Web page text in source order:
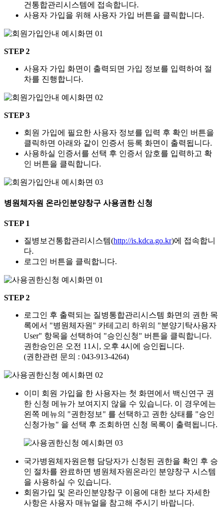
건통합관리시스템에 접속합니다.
사용자 가입을 위해 사용자 가입 버튼을 클릭합니다.
STEP 2
사용자 가입 화면이 출력되면 가입 정보를 입력하여 절
차를 진행합니다.
STEP 3
회원 가입에 필요한 사용자 정보를 입력 후 확인 버튼을
클릭하면 아래와 같이 인증서 등록 화면이 출력됩니다.
사용하실 인증서를 선택 후 인증서 암호를 입력하고 확
인 버튼을 클릭합니다.
병원체자원 온라인분양창구 사용권한 신청
STEP 1
질병보건통합관리시스템(http://is.kdca.go.kr)에 접속합니
다.
로그인 버튼을 클릭합니다.
STEP 2
로그인 후 출력되는 질병통합관리시스템 화면의 권한 목
록에서 "병원체자원" 카테고리 하위의 "분양기탁사용자
User" 항목을 선택하여 "승인신청" 버튼을 클릭합니다.
권한승인은 오전 11시, 오후 4시에 승인됩니다.
(권한관련 문의 : 043-913-4264)
이미 회원 가입을 한 사용자는 첫 화면에서 백신연구 권
한 신청 메뉴가 보여지지 않을 수 있습니다. 이 경우에는
왼쪽 메뉴의 "권한정보" 를 선택하고 권한 상태를 "승인
신청가능" 을 선택 후 조회하면 신청 목록이 출력됩니다.
국가병원체자원은행 담당자가 신청된 권한을 확인 후 승
인 절차를 완료하면 병원체자원온라인 분양창구 시스템
을 사용하실 수 있습니다.
회원가입 및 온라인분양창구 이용에 대한 보다 자세한
사항은 사용자 매뉴얼을 참고해 주시기 바랍니다.